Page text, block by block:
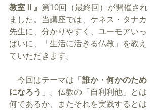
教室Ⅱ』 第10回（最終回）が開催され
ました。当講座では、ケネス・タナカ
先生に、分かりやすく、ユーモアいっ
ぱいに、「生活に活きる仏教」を教え
ていただきます。
今回はテーマは「誰か・何かのため
になろう 」。仏教の「自利利他」とは
何であるか、またそれを実践するとは